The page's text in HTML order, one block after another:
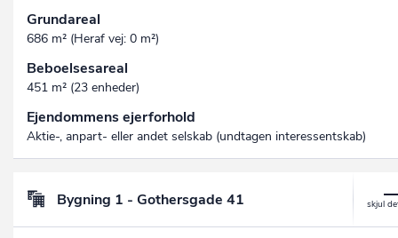
Grundareal
686 m² (Heraf vej: 0 m²)
Beboelsesareal
451 m² (23 enheder)
Ejendommens ejerforhold
Aktie-, anpart- eller andet selskab (undtagen interessent­skab)
Bygning 1 - Gothersgade 41